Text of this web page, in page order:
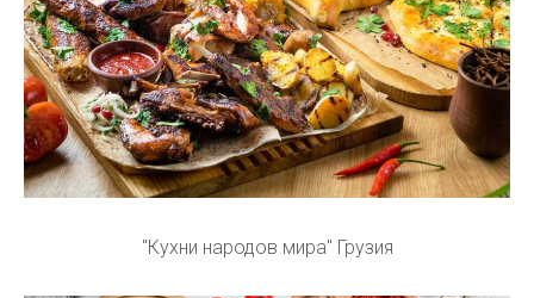
"Кухни народов мира" Грузия